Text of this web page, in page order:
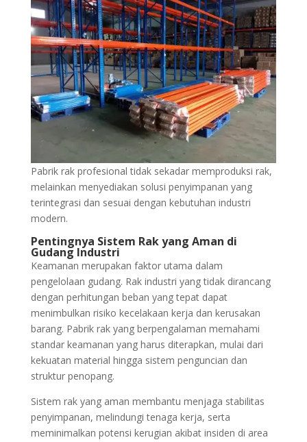
Pabrik rak profesional tidak sekadar memproduksi rak,
melainkan menyediakan solusi penyimpanan yang
terintegrasi dan sesuai dengan kebutuhan industri
modern.
Pentingnya Sistem Rak yang Aman di
Gudang Industri
Keamanan merupakan faktor utama dalam
pengelolaan gudang. Rak industri yang tidak dirancang
dengan perhitungan beban yang tepat dapat
menimbulkan risiko kecelakaan kerja dan kerusakan
barang. Pabrik rak yang berpengalaman memahami
standar keamanan yang harus diterapkan, mulai dari
kekuatan material hingga sistem penguncian dan
struktur penopang.
Sistem rak yang aman membantu menjaga stabilitas
penyimpanan, melindungi tenaga kerja, serta
meminimalkan potensi kerugian akibat insiden di area